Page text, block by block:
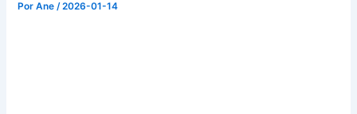
PorAne/2026-01-14